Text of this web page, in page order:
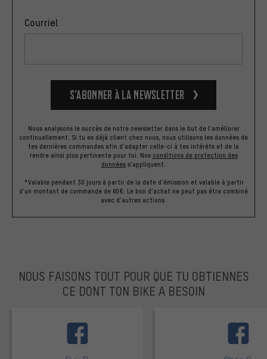
Courriel
S’abonner à la newsletter
Nous analysons le succès de notre newsletter dans le but de l'améliorer
continuellement. Si tu es déjà client chez nous, nous utilisons les données de
tes dernières commandes afin d'adapter celle-ci à tes intérêts et de la
rendre ainsi plus pertinente pour toi. Nos conditions de protection des
données s'appliquent.
*Valable pendant 30 jours à partir de la date d'émission et valable à partir
d'un montant de commande de 60€. Le bon d'achat ne peut pas être combiné
avec d'autres actions.
NOUS FAISONS TOUT POUR QUE TU OBTIENNES
CE DONT TON BIKE A BESOIN